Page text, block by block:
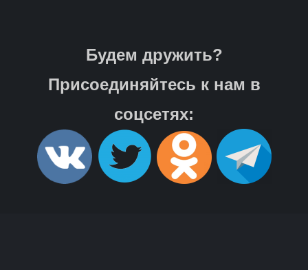
Будем дружить?
Присоединяйтесь к нам в
соцсетях: